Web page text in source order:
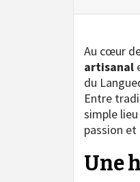
Au cœur
artisanal
du
Entre
simple
passion et
Une